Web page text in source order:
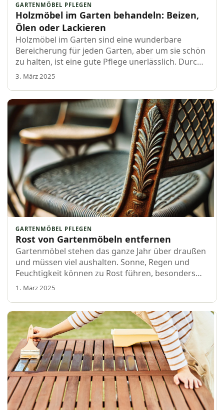
GARTENMÖBEL PFLEGEN
Holzmöbel im Garten behandeln: Beizen,
Ölen oder Lackieren
Holzmöbel im Garten sind eine wunderbare
Bereicherung für jeden Garten, aber um sie schön
zu halten, ist eine gute Pflege unerlässlich. Durch
die richtige Behandlung verlängerst du nicht nur
3. März 2025
GARTENMÖBEL PFLEGEN
Rost von Gartenmöbeln entfernen
Gartenmöbel stehen das ganze Jahr über draußen
und müssen viel aushalten. Sonne, Regen und
Feuchtigkeit können zu Rost führen, besonders
bei Metallmöbeln. Glücklicherweise musst du nicht
1. März 2025